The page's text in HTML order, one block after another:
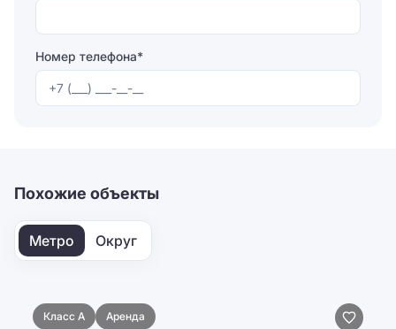
Номер телефона*
Похожие объекты
Метро Округ
Класс A Аренда